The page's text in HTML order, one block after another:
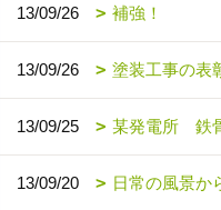
13/09/26 補強！
13/09/26 塗装工事の表
13/09/25 某発電所 鉄
13/09/20 日常の風景か